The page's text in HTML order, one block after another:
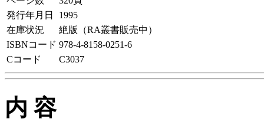
発行年月日
1995
在庫状況
絶版（RA叢書販売中）
ISBNコード 978-4-8158-0251-6
Cコード
C3037
内 容